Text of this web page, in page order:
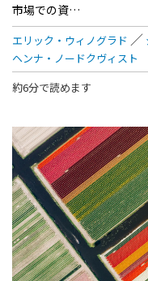
市場での資…
エリック・ウィノグラド
ヘンナ・ノードクヴィスト
約6分で読めます